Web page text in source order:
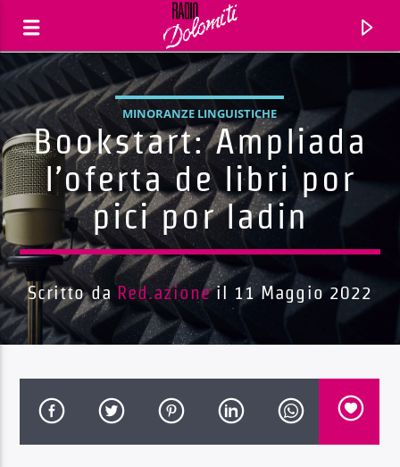
Traccia corrente
MINORANZE LINGUISTICHE
Bookstart: Ampliada
l’oferta de libri por
pici por ladin
Scritto da Red.azioneil 11 Maggio 2022